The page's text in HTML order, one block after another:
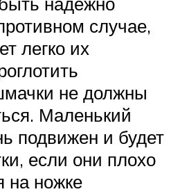
случае,
легко их
не должны
Маленький
подвижен и будет
если они плохо
на ножке